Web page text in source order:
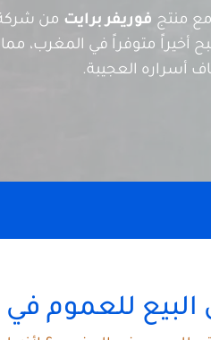
منتج فوريفر برايت من
أخيراً متوفراً في المغرب، مما
أسراره العجيبة.
البيع للعموم